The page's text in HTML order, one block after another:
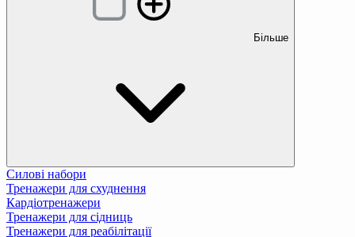
Більше
Силові набори
Тренажери для схуднення
Кардіотренажери
Тренажери для сідниць
Тренажери для реабілітації